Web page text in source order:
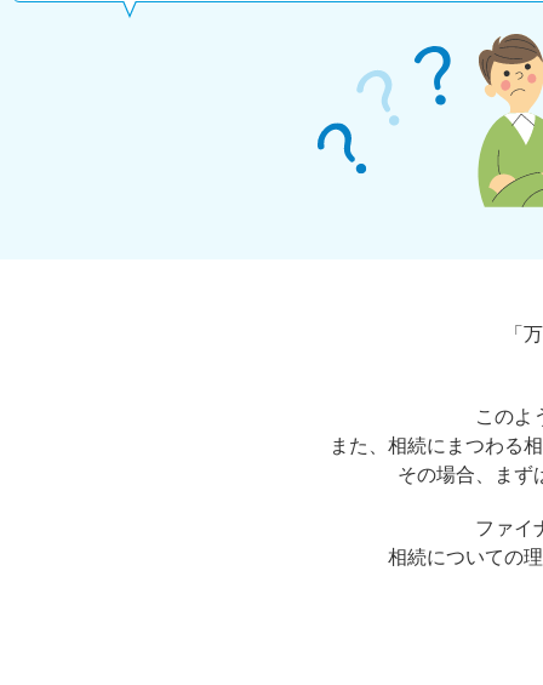
「
このよ
また、相続にまつわる
その場合、まず
ファイ
相続についての